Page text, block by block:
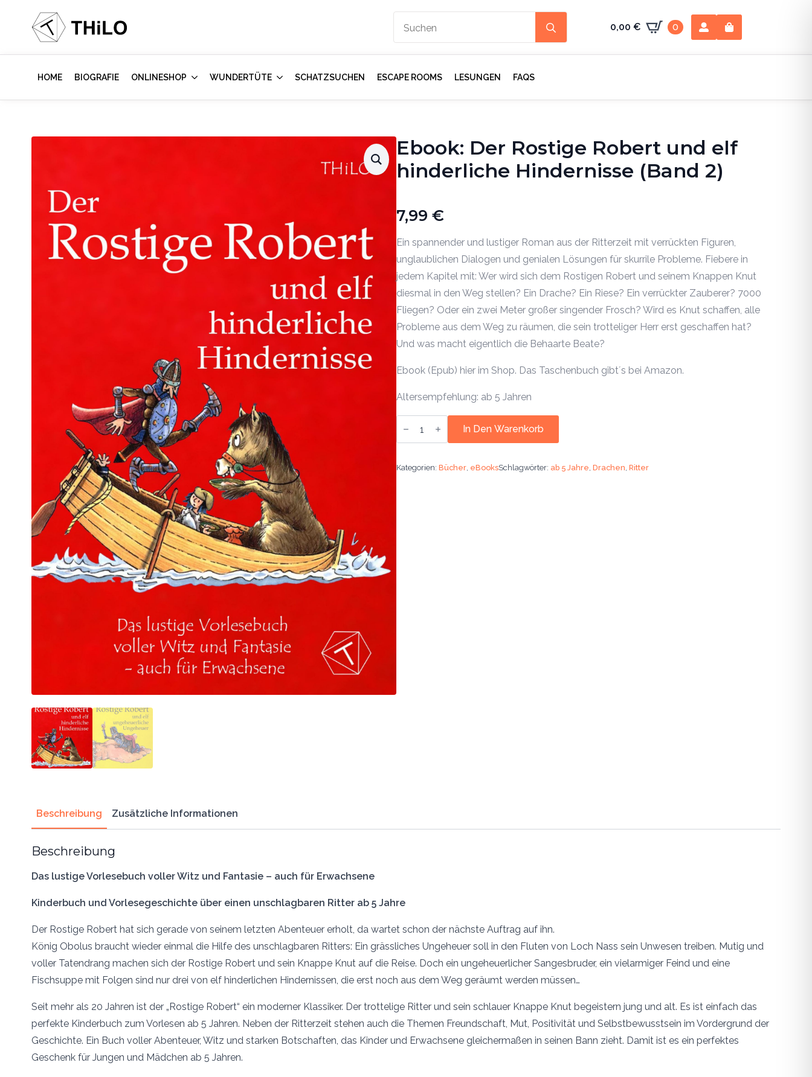
0,00 € 0
HOME BIOGRAFIE ONLINESHOP WUNDERTÜTE SCHATZSUCHEN ESCAPE ROOMS LESUNGEN FAQS
Ebook: Der Rostige Robert und elf
hinderliche Hindernisse (Band 2)
7,99 €
Ein spannender und lustiger Roman aus der Ritterzeit mit verrückten Figuren,
unglaublichen Dialogen und genialen Lösungen für skurrile Probleme. Fiebere in
jedem Kapitel mit: Wer wird sich dem Rostigen Robert und seinem Knappen Knut
diesmal in den Weg stellen? Ein Drache? Ein Riese? Ein verrückter Zauberer? 7000
Fliegen? Oder ein zwei Meter großer singender Frosch? Wird es Knut schaffen, alle
Probleme aus dem Weg zu räumen, die sein trotteliger Herr erst geschaffen hat?
Und was macht eigentlich die Behaarte Beate?
Ebook (Epub) hier im Shop. Das Taschenbuch gibt´s bei Amazon.
Altersempfehlung: ab 5 Jahren
Ebook:
Der
elf
In Den Warenkorb
Kategorien: Bücher, eBooksSchlagwörter: ab 5 Jahre, Drachen, Ritter
Beschreibung Zusätzliche Informationen
Beschreibung
Das lustige Vorlesebuch voller Witz und Fantasie – auch für Erwachsene
Kinderbuch und Vorlesegeschichte über einen unschlagbaren Ritter ab 5 Jahre
Der Rostige Robert hat sich gerade von seinem letzten Abenteuer erholt, da wartet schon der nächste Auftrag auf ihn.
König Obolus braucht wieder einmal die Hilfe des unschlagbaren Ritters: Ein grässliches Ungeheuer soll in den Fluten von Loch Nass sein Unwesen treiben. Mutig und
voller Tatendrang machen sich der Rostige Robert und sein Knappe Knut auf die Reise. Doch ein ungeheuerlicher Sangesbruder, ein vielarmiger Feind und eine
Fischsuppe mit Folgen sind nur drei von elf hinderlichen Hindernissen, die erst noch aus dem Weg geräumt werden müssen…
Seit mehr als 20 Jahren ist der „Rostige Robert“ ein moderner Klassiker. Der trottelige Ritter und sein schlauer Knappe Knut begeistern jung und alt. Es ist einfach das
perfekte Kinderbuch zum Vorlesen ab 5 Jahren. Neben der Ritterzeit stehen auch die Themen Freundschaft, Mut, Positivität und Selbstbewusstsein im Vordergrund der
Geschichte. Ein Buch voller Abenteuer, Witz und starken Botschaften, das Kinder und Erwachsene gleichermaßen in seinen Bann zieht. Damit ist es ein perfektes
Geschenk für Jungen und Mädchen ab 5 Jahren.